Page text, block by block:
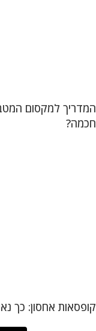
המדריך למקסום
חכמה?
קופסאות אחסון: כך